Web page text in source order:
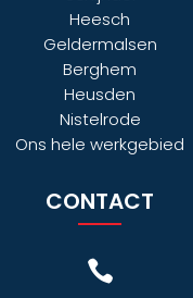
Heesch
Geldermalsen
Berghem
Heusden
Nistelrode
Ons hele werkgebied
CONTACT
